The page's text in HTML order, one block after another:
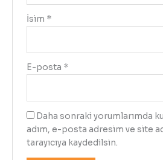
İsim *
E-posta *
Daha sonraki yorumlarımda
adım, e-posta adresim ve site
tarayıcıya kaydedilsin.